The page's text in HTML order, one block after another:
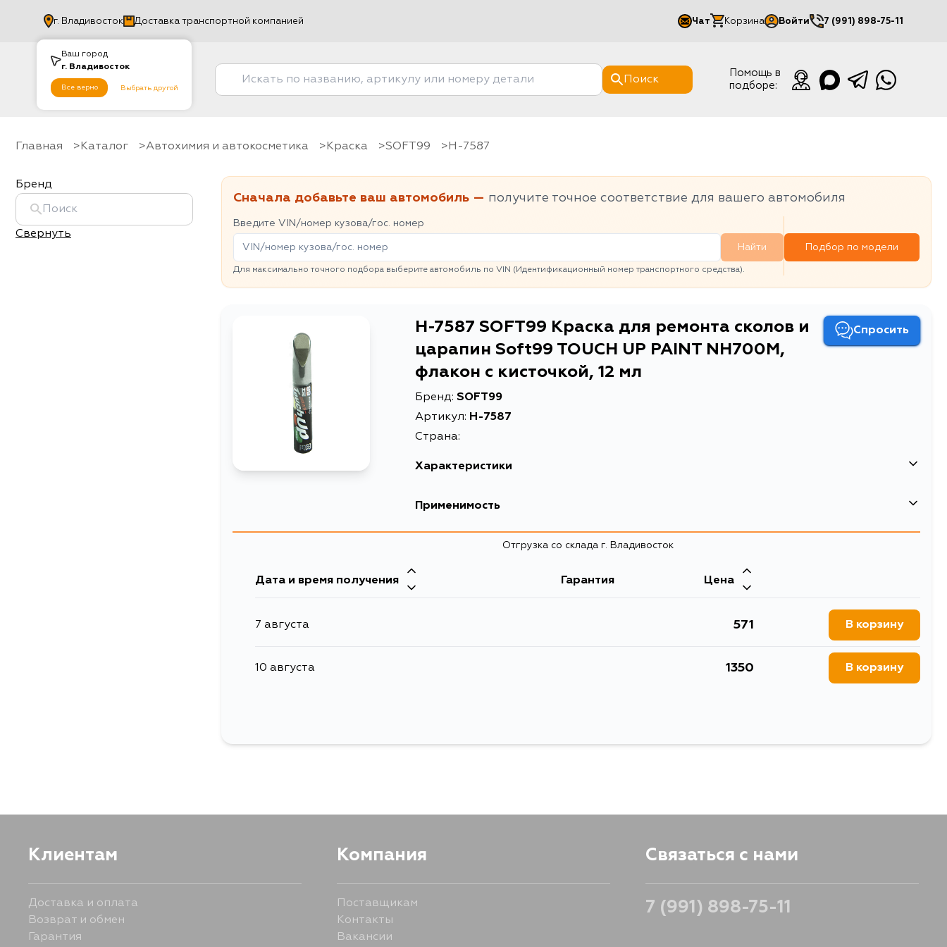
Ваш город
г. Владивосток
Все верно Выбрать другой
г. Владивосток Доставка транспортной компанией Чат Корзина Войти
Мой кабинет
7 (991) 898-75-11
Поиск
Помощь в
подборе:
Главная Каталог Автохимия и автокосметика Краска SOFT99 H-7587
Бренд
Свернуть
Сначала добавьте ваш автомобиль — получите точное соответствие для вашего автомобиля
Введите VIN/номер кузова/гос. номер
Найти
Для максимально точного подбора выберите автомобиль по VIN (Идентификационный номер транспортного средства).
Подбор по модели
H-7587 SOFT99 Краска для ремонта сколов и
царапин Soft99 TOUCH UP PAINT NH700M,
флакон с кисточкой, 12 мл
Спросить
Бренд: SOFT99
Артикул: H-7587
Страна:
Характеристики
EAN-13 4975759175872
Описание
кисточкой, 12 мл
Применимость
Отгрузка со склада г. Владивосток
Дата и время получения Гарантия Цена
7 августа 571 В корзину
10 августа 1350 В корзину
Клиентам
Доставка и оплата
Возврат и обмен
Гарантия
Компания
Поставщикам
Контакты
Вакансии
Связаться с нами
7 (991) 898-75-11